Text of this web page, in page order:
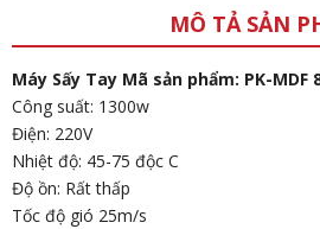
MÔ TẢ SẢN
Máy Sấy Tay Mã sản phẩm: PK-MDF
Công suất: 1300w
Điện: 220V
Nhiệt độ: 45-75 độc C
Độ ồn: Rất thấp
Tốc độ gió 25m/s